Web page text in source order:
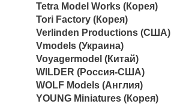
Tetra Model Works (Корея)
Tori Factory (Корея)
Verlinden Productions (США)
Vmodels (Украина)
Voyagermodel (Китай)
WILDER (Россия-США)
WOLF Models (Англия)
YOUNG Miniatures (Корея)